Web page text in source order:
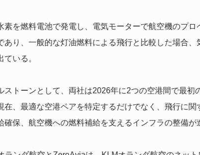
素を燃料電池で発電し、電気モーターで航空機のプロ
あり、一般的な灯油燃料による飛行と比較した場合、
いる。
ストーンとして、両社は2026年に2つの空港間で最初
在、最適な空港ペアを特定するだけでなく、飛行に
保、航空機への燃料補給を支えるインフラの整備が